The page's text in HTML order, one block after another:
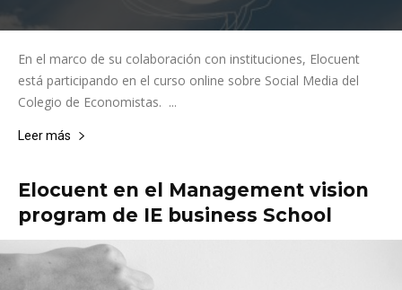
En el marco de su colaboración con instituciones, Elocuent
está participando en el curso online sobre Social Media del
Colegio de Economistas. ...
Leer más
Elocuent en el Management vision
program de IE business School